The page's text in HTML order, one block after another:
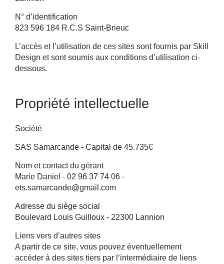
N° d’identification
823 596 184 R.C.S Saint-Brieuc
L’accès et l’utilisation de ces sites sont fournis par Skill
Design et sont soumis aux conditions d’utilisation ci-
dessous.
Propriété intellectuelle
Société
SAS Samarcande - Capital de 45.735€
Nom et contact du gérant
Marie Daniel - 02 96 37 74 06 -
ets.samarcande@gmail.com
Adresse du siège social
Boulevard Louis Guilloux - 22300 Lannion
Liens vers d’autres sites
A partir de ce site, vous pouvez éventuellement
accéder à des sites tiers par l’intermédiaire de liens